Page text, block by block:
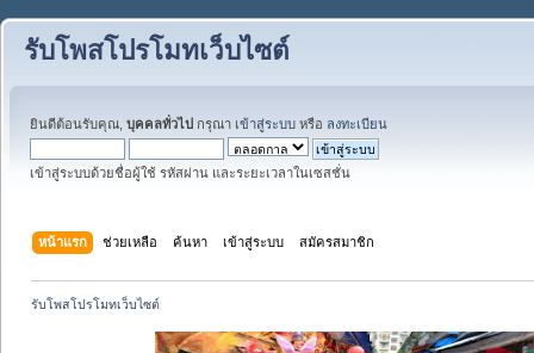
รับโพสโปรโมทเว็บไซต์
ยินดีต้อนรับคุณ, บุคคลทั่วไป กรุณา เข้าสู่ระบบ หรือ ลงทะเบียน
เข้าสู่ระบบด้วยชื่อผู้ใช้ รหัสผ่าน และระยะเวลาในเซสชั่น
หน้าแรก ช่วยเหลือ ค้นหา เข้าสู่ระบบ สมัครสมาชิก
รับโพสโปรโมทเว็บไซต์